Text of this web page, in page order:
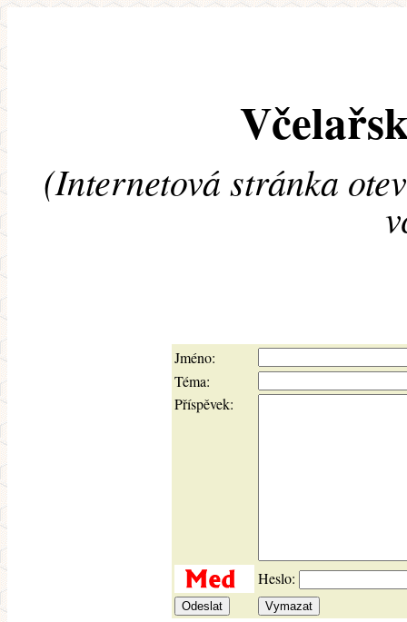
(Internetová stránka
Jméno:
Téma:
Příspěvek:
Heslo: